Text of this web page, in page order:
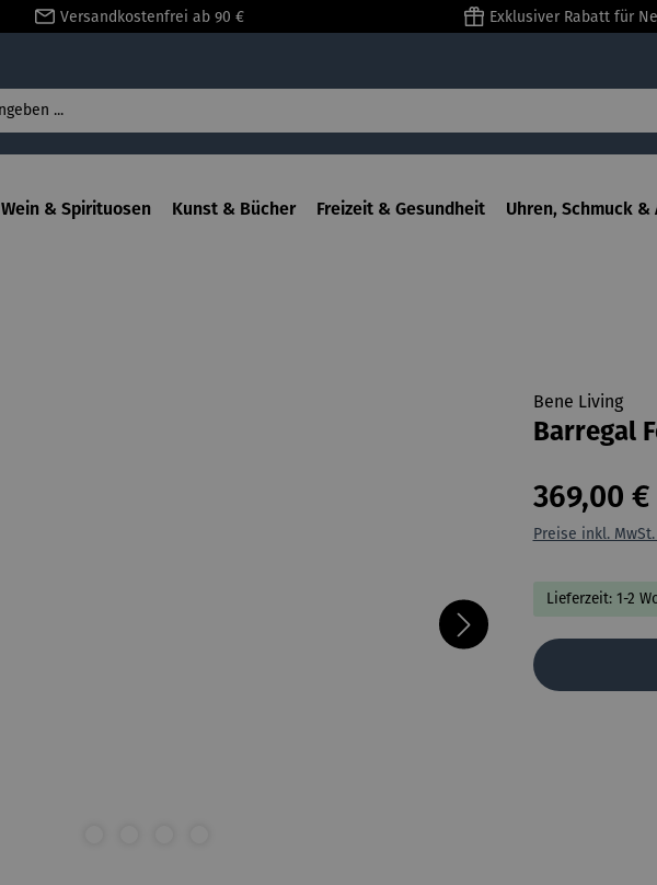
Versandkostenfrei ab 90 € Exklusiver Rabatt für
Wein & Spirituosen Kunst & Bücher Freizeit & Gesundheit Uhren, Schmuck &
Bene Living
Barregal
369,00 €
Preise inkl.
Lieferzeit: 1-2